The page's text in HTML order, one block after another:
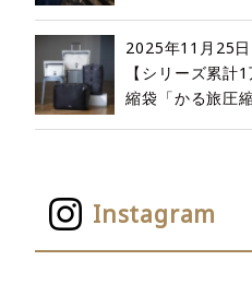
2025年11月25日
【シリーズ累計
縮袋「かる旅圧
Instagram